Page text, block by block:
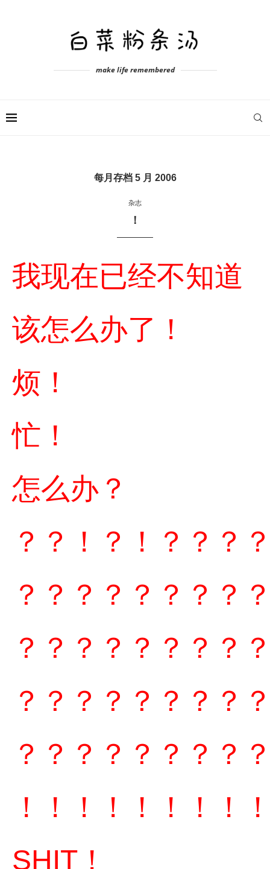
make life remembered
每月存档 5 月 2006
杂志
！
我现在已经不知道
该怎么办了！
烦！
忙！
怎么办？
？？！？！？？？
？？？？？？？？
？？？？？？？？
？？？？？？？？
？？？？？？？？
！！！！！！！！
SHIT！